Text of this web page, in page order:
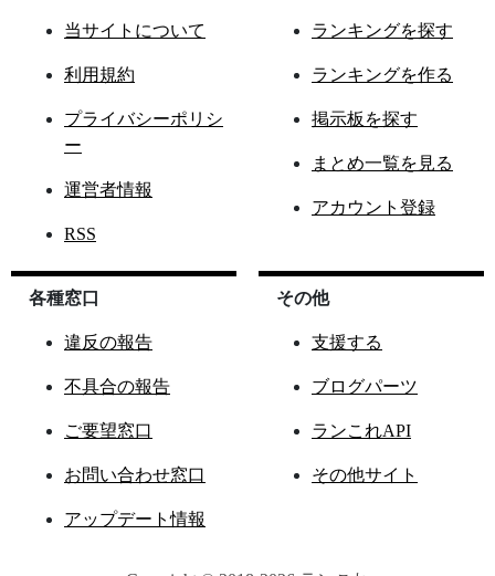
当サイトについて
利用規約
プライバシーポリシ
ー
運営者情報
RSS
ランキングを探す
ランキングを作る
掲示板を探す
まとめ一覧を見る
アカウント登録
各種窓口
違反の報告
不具合の報告
ご要望窓口
お問い合わせ窓口
アップデート情報
その他
支援する
ブログパーツ
ランこれAPI
その他サイト